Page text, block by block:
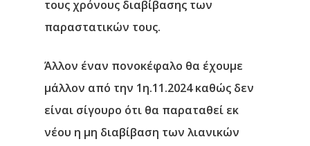
τους χρόνους διαβίβασης των
παραστατικών τους.
Άλλον έναν πονοκέφαλο θα έχουμε
μάλλον από την 1η.11.2024 καθώς δεν
είναι σίγουρο ότι θα παραταθεί εκ
νέου η μη διαβίβαση των λιανικών